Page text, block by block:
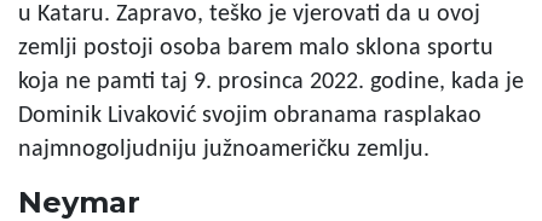
u Kataru. Zapravo, teško je vjerovati da u ovoj
zemlji postoji osoba barem malo sklona sportu
koja ne pamti taj 9. prosinca 2022. godine, kada je
Dominik Livaković svojim obranama rasplakao
najmnogoljudniju južnoameričku zemlju.
Neymar